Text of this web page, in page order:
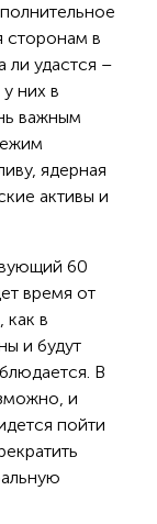
сторонам в
ли удастся –
них в
важным
ядерная
активы и
60
время от
как в
и будут
В
и
пойти